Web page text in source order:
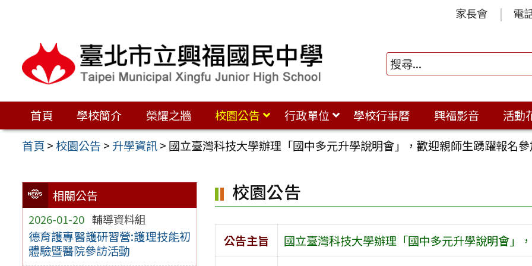
區
家長會 電
首頁 學校簡介 榮耀之牆 校園公告 行政單位 學校行事曆 興福影音
活動
首頁 >校園公告 > 升學資訊> 國立臺灣科技大學辦理「國中多元升學說明會」，歡迎親師生踴躍報名
相關公告
2026-01-20 輔導資料組
德育護專醫護研習營:護理技能初
體驗暨醫院參訪活動
校園公告
公告主旨
國立臺灣科技大學辦理「國中多元升學說明會」